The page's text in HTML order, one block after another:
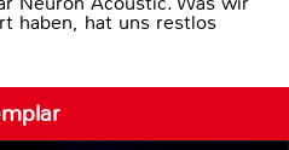
haben, hat uns restlos